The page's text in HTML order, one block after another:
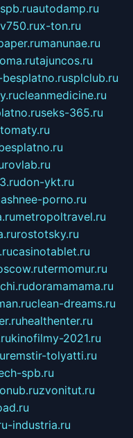
autodamp.ru
x-ton.ru
manunae.ru
tajuncos.ru
splclub.ru
cleanmedicine.ru
seks-365.ru
don-ykt.ru
porno.ru
metropoltravel.ru
rostotsky.ru
casinotablet.ru
termomur.ru
doramamama.ru
clean-dreams.ru
healthenter.ru
kinofilmy-2021.ru
remstir-tolyatti.ru
spb.ru
zvonitut.ru
industria.ru